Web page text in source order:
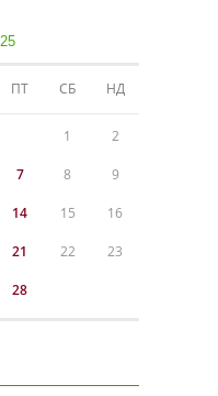
ПТ СБ НД
1 2
7 8 9
14 15 16
21 22 23
28